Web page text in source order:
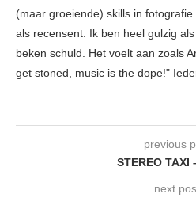
(maar groeiende) skills in
als recensent. Ik ben heel gulzig
beken schuld. Het voelt aan zoals
get stoned, music is the dope!"
previous
STEREO TAXI
next